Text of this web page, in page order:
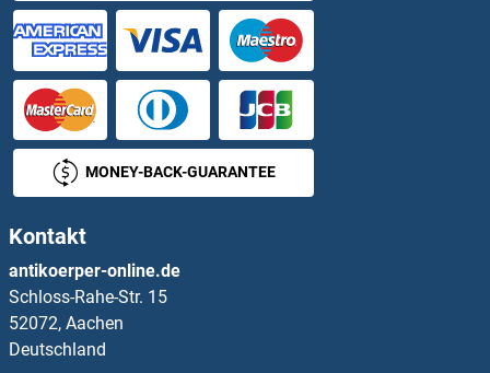
MONEY-BACK-GUARANTEE
Kontakt
antikoerper-online.de
Schloss-Rahe-Str. 15
52072, Aachen
Deutschland